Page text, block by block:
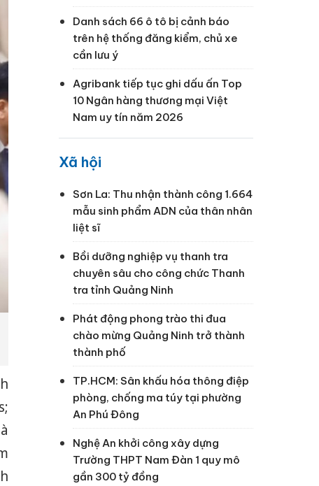
Danh sách 66 ô tô bị cảnh báo
trên hệ thống đăng kiểm, chủ xe
cần lưu ý
Agribank tiếp tục ghi dấu ấn Top
10 Ngân hàng thương mại Việt
Nam uy tín năm 2026
Xã hội
Sơn La: Thu nhận thành công 1.664
mẫu sinh phẩm ADN của thân nhân
liệt sĩ
Bồi dưỡng nghiệp vụ thanh tra
chuyên sâu cho công chức Thanh
tra tỉnh Quảng Ninh
Phát động phong trào thi đua
chào mừng Quảng Ninh trở thành
thành phố
TP.HCM: Sân khấu hóa thông điệp
phòng, chống ma túy tại phường
An Phú Đông
Nghệ An khởi công xây dựng
Trường THPT Nam Đàn 1 quy mô
gần 300 tỷ đồng